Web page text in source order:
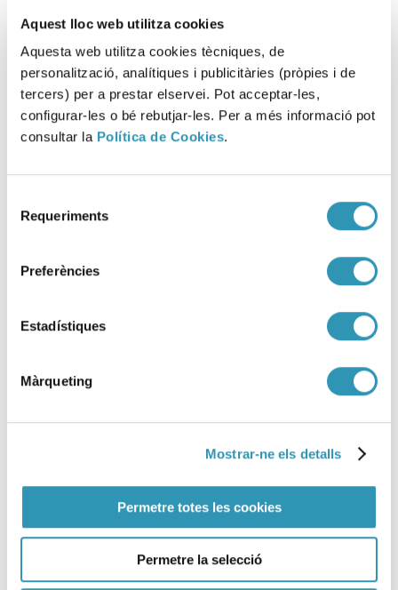
Aquest lloc web utilitza cookies
Aquesta web utilitza cookies tècniques, de
personalització, analítiques i publicitàries (pròpies i de
tercers) per a prestar elservei. Pot acceptar-les,
configurar-les o bé rebutjar-les. Per a més informació pot
consultar la Política de Cookies.
Requeriments
Preferències
Estadístiques
Màrqueting
Mostrar-ne els detalls
Permetre totes les cookies
Permetre la selecció
Salut als Carrers.
Evaluación de las
Supermanzanas de
sobre: Salut als Carrers.
Comedores escolares más
sanos y sostenibles. Cenas
_
Comedores escolares más sanos y
sostenibles
Vivir con salud
Alimentación